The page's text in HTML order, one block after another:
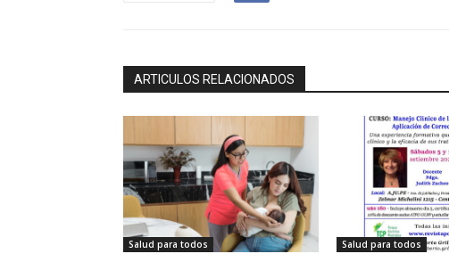
ARTICULOS RELACIONADOS
Salud para todos Salud para todos